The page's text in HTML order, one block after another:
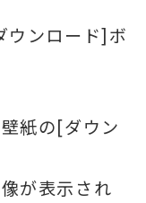
ウンロード]ボ
紙の[ダウン
が表示され